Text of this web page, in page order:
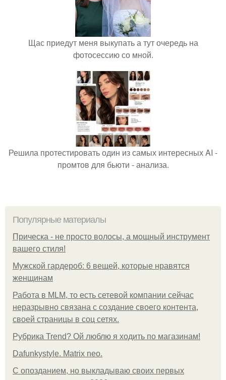
Щас приедут меня выкупать а тут очередь на
фотосессию со мной.
Решила протестировать один из самых интересных AI -
промтов для бьюти - анализа.
Популярные материалы
Прическа - не просто волосы, а мощный инструмент
вашего стиля!
Мужской гардероб: 6 вещей, которые нравятся
женщинам
Работа в MLM, то есть сетевой компании сейчас
неразрывно связана с создание своего контента,
своей страницы в соц сетях.
Рубрика Trend? Ой люблю я ходить по магазинам!
Dafunkystyle. Matrix neo.
С опозданием, но выкладываю своих первых